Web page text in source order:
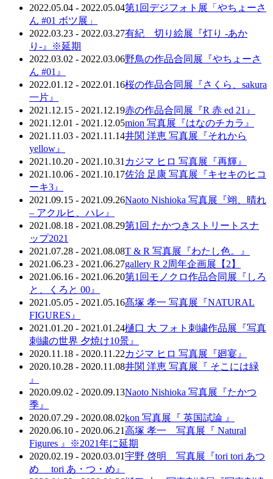
2022.05.04 - 2022.05.04第1回デジフォト展「やちょーさ
ん #01 ボツ展」
2022.03.23 - 2022.03.27有紀 切り絵展『灯り -あか
り-』※延期
2022.03.02 - 2022.03.06野鳥の作品合同展『やちょーさ
ん #01』
2022.01.12 - 2022.01.16桜の作品合同展『さくら、sakura
一片』
2021.12.15 - 2021.12.19赤の作品合同展『R 赤 ed 21』
2021.12.01 - 2021.12.05mion 写真展『はなのチカラ』
2021.11.03 - 2021.11.14井関 洋恵 写真展『それから
yellow』
2021.10.20 - 2021.10.31 カジマ ヒロ 写真展『再輝』
2021.10.06 - 2021.10.17佐治 足康 写真展『キセキのヒコ
ーキ3』
2021.09.15 - 2021.09.26Naoto Nishioka 写真展『翊、晴れ
– アクルヒ、ハレ』
2021.08.18 - 2021.08.29第1回 たかつきストリートスナ
ップ2021
2021.07.28 - 2021.08.08T & R 写真展『わたし色。』
2021.06.23 - 2021.06.27gallery R 2周年企画展【2】
2021.06.16 - 2021.06.20第1回モノクロ作品合同展『しろ
と、くろと 00』
2021.05.05 - 2021.05.16髙塚 孝一 写真展『NATURAL
FIGURES』
2021.01.20 - 2021.01.24樋口 大 フォト刺繍作品展『写真
刺繍の世界 夕焼け10景』
2020.11.18 - 2020.11.22カジマ ヒロ 写真展『廻宴』
2020.10.28 - 2020.11.08井関 洋恵 写真展『 そこには緑
』
2020.09.02 - 2020.09.13Naoto Nishioka 写真展『たかつ
季』
2020.07.29 - 2020.08.02kon 写真展『 英国試論 』
2020.06.10 - 2020.06.21高塚 孝一 写真展『 Natural
Figures 』※2021年に延期
2020.02.19 - 2020.03.01宇野 啓明 写真展『tori tori あつ
め tori あ・つ・め』